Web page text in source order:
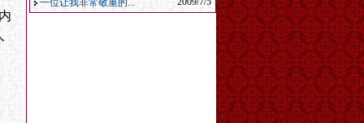
一位让我非常敬重的...